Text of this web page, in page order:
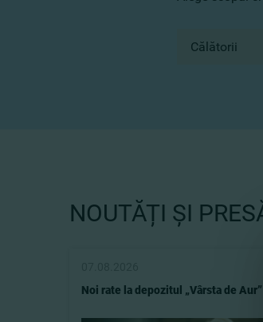
NOUTĂȚI ȘI
Noi rate la depozitul „Vârsta de Aur”